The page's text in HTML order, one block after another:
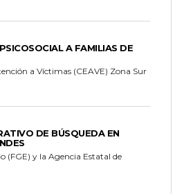
A FAMILIAS DE
a Víctimas (CEAVE) Zona Sur
DE BÚSQUEDA EN
(FGE) y la Agencia Estatal de